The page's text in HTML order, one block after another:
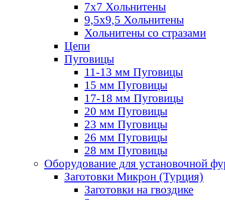
7х7 Хольнитены
9,5х9,5 Хольнитены
Хольнитены со стразами
Цепи
Пуговицы
11-13 мм Пуговицы
15 мм Пуговицы
17-18 мм Пуговицы
20 мм Пуговицы
23 мм Пуговицы
26 мм Пуговицы
28 мм Пуговицы
Оборудование для установочной
Заготовки Микрон (Турция)
Заготовки на гвоздике